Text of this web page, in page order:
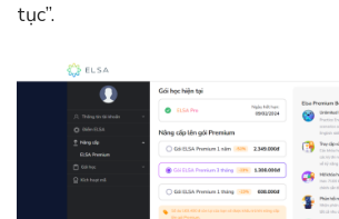
tục”.